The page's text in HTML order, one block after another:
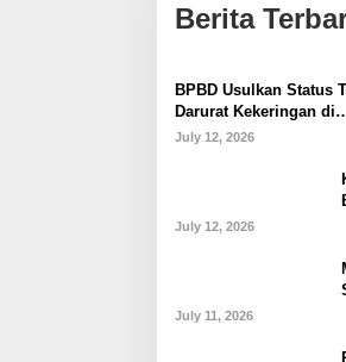
Berita
BPBD Usulkan Status
Darurat Kekeringan di
Makassar, Puluhan
July 12, 2026
July 12, 2026
July 11, 2026